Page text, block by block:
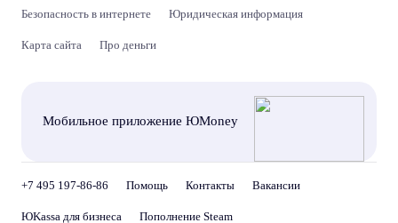
Безопасность в интернете Юридическая информация
Карта сайта Про деньги
Мобильное приложение ЮMoney
+7 495 197-86-86 Помощь Контакты Вакансии
ЮKassa для бизнеса Пополнение Steam